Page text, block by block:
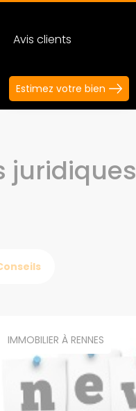
Avis clients
Estimez votre bien
juridiques
IMMOBILIER À RENNES